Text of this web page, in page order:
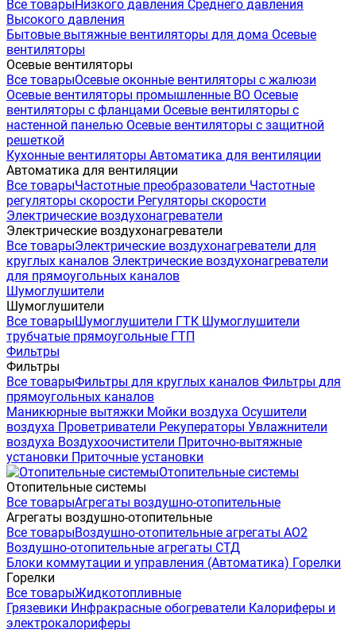
Все товарыНизкого давления Среднего давления
Высокого давления
Бытовые вытяжные вентиляторы для дома Осевые
вентиляторы
Осевые вентиляторы
Все товарыОсевые оконные вентиляторы с жалюзи
Осевые вентиляторы промышленные ВО Осевые
вентиляторы с фланцами Осевые вентиляторы с
настенной панелью Осевые вентиляторы с защитной
решеткой
Кухонные вентиляторы Автоматика для вентиляции
Автоматика для вентиляции
Все товарыЧастотные преобразователи Частотные
регуляторы скорости Регуляторы скорости
Электрические воздухонагреватели
Электрические воздухонагреватели
Все товарыЭлектрические воздухонагреватели для
круглых каналов Электрические воздухонагреватели
для прямоугольных каналов
Шумоглушители
Шумоглушители
Все товарыШумоглушители ГТК Шумоглушители
трубчатые прямоугольные ГТП
Фильтры
Фильтры
Все товарыФильтры для круглых каналов Фильтры для
прямоугольных каналов
Маникюрные вытяжки Мойки воздуха Осушители
воздуха Проветриватели Рекуператоры Увлажнители
воздуха Воздухоочистители Приточно-вытяжные
установки Приточные установки
Отопительные системы
Отопительные системы
Все товарыАгрегаты воздушно-отопительные
Агрегаты воздушно-отопительные
Все товарыВоздушно-отопительные агрегаты АО2
Воздушно-отопительные агрегаты СТД
Блоки коммутации и управления (Автоматика) Горелки
Горелки
Все товарыЖидкотопливные
Грязевики Инфракрасные обогреватели Калориферы и
электрокалориферы